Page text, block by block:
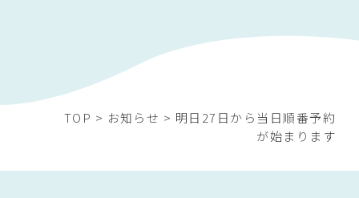
TOP > お知らせ > 明日27日から当日順番予約
が始まります